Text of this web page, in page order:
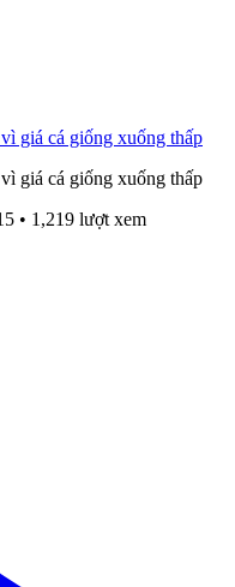
giá cá giống xuống thấp
giá cá giống xuống thấp
• 1,219 lượt xem